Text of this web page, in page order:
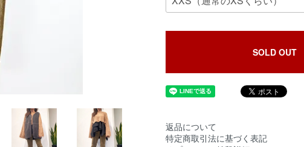
SOLD OUT
返品について
特定商取引法に基づく表記